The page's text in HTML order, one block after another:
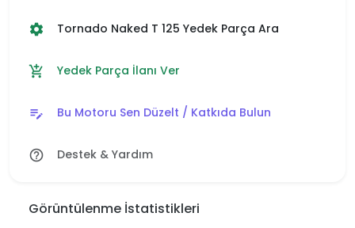
settings Tornado Naked T 125 Yedek Parça Ara
add_shopping_cart Yedek Parça İlanı Ver
edit_note Bu Motoru Sen Düzelt / Katkıda Bulun
help_outline Destek & Yardım
Görüntülenme İstatistikleri